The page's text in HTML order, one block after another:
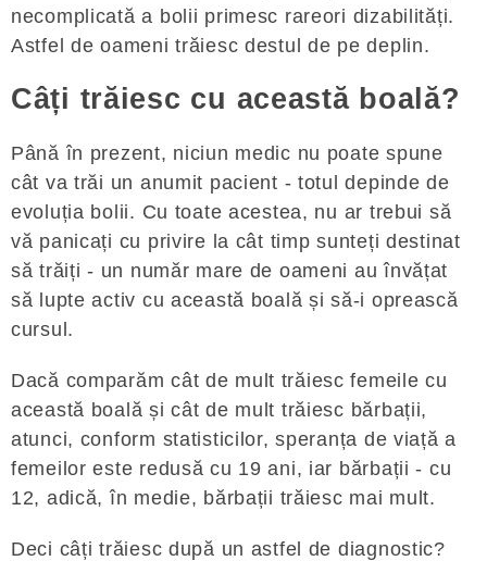
necomplicată a bolii primesc rareori dizabilități.
Astfel de oameni trăiesc destul de pe deplin.
Câți trăiesc cu această boală?
Până în prezent, niciun medic nu poate spune
cât va trăi un anumit pacient - totul depinde de
evoluția bolii. Cu toate acestea, nu ar trebui să
vă panicați cu privire la cât timp sunteți destinat
să trăiți - un număr mare de oameni au învățat
să lupte activ cu această boală și să-i oprească
cursul.
Dacă comparăm cât de mult trăiesc femeile cu
această boală și cât de mult trăiesc bărbații,
atunci, conform statisticilor, speranța de viață a
femeilor este redusă cu 19 ani, iar bărbații - cu
12, adică, în medie, bărbații trăiesc mai mult.
Deci câți trăiesc după un astfel de diagnostic?